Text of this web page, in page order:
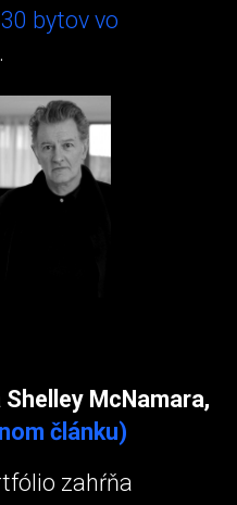
bytov vo
.
McNamara,
článku)
zahŕňa